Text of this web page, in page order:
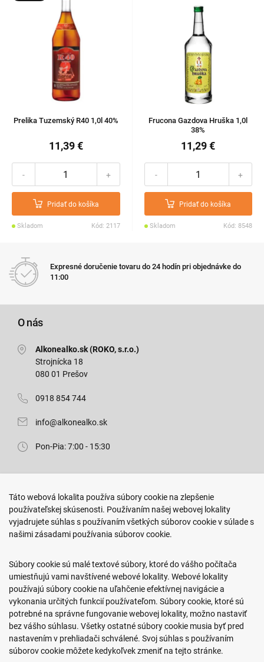
Prelika Tuzemský R40 1,0l 40%
11,39 €
- +
Pridať do košíka
Skladom Kód: 2117
Frucona Gazdova Hruška 1,0l
38%
11,29 €
- +
Pridať do košíka
Skladom Kód: 8548
Expresné doručenie tovaru do 24 hodín pri objednávke do
11:00
O nás
Alkonealko.sk (ROKO, s.r.o.)
Strojnícka 18
080 01 Prešov
0918 854 744
info@alkonealko.sk
Pon-Pia: 7:00 - 15:30
Arm. gen. Svobodu 23/A
080 01 Prešov
0917 466 578
sekcovpredajna@doroka.sk
Pon-Ned: 9:00 - 20:00
Podmienky nákupu
Táto webová lokalita používa súbory cookie na zlepšenie
používateľskej skúsenosti. Používaním našej webovej lokality
vyjadrujete súhlas s používaním všetkých súborov cookie v súlade s
našimi zásadami používania súborov cookie.
Súbory cookie sú malé textové súbory, ktoré do vášho počítača
umiestňujú vami navštívené webové lokality. Webové lokality
používajú súbory cookie na uľahčenie efektívnej navigácie a
vykonania určitých funkcií používateľom. Súbory cookie, ktoré sú
potrebné na správne fungovanie webovej lokality, možno nastaviť
bez vášho súhlasu. Všetky ostatné súbory cookie musia byť pred
nastavením v prehliadači schválené. Svoj súhlas s používaním
súborov cookie môžete kedykoľvek zmeniť na tejto stránke.